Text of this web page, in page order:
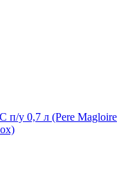
п/у 0,7 л (Pere Magloire